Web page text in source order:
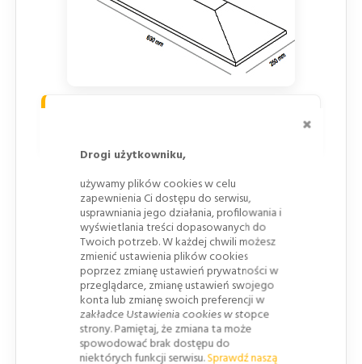
Drogi użytkowniku,
używamy plików cookies w celu
zapewnienia Ci dostępu do serwisu,
usprawniania jego działania, profilowania i
wyświetlania treści dopasowanych do
Twoich potrzeb. W każdej chwili możesz
zmienić ustawienia plików cookies
poprzez zmianę ustawień prywatności w
przeglądarce, zmianę ustawień swojego
konta lub zmianę swoich preferencji w
zakładce Ustawienia cookies w stopce
strony. Pamiętaj, że zmiana ta może
spowodować brak dostępu do
niektórych funkcji serwisu.Sprawdź naszą
Bezpieczeństwo ruchu: Separator skutecznie
wyznacza pasy ruchu, zapobiegając
niekontrolowanym manewrom i chroniąc ciągi
piesze oraz rowerowe.
Zwiększenie przepustowość: Idealny do
wydzielania pasów dla komunikacji zbiorczej,
takich jak tramwaje i autobusy.
Trwałość i niezawodność: Specjalnie
zaprojektowaneelementy montażowe